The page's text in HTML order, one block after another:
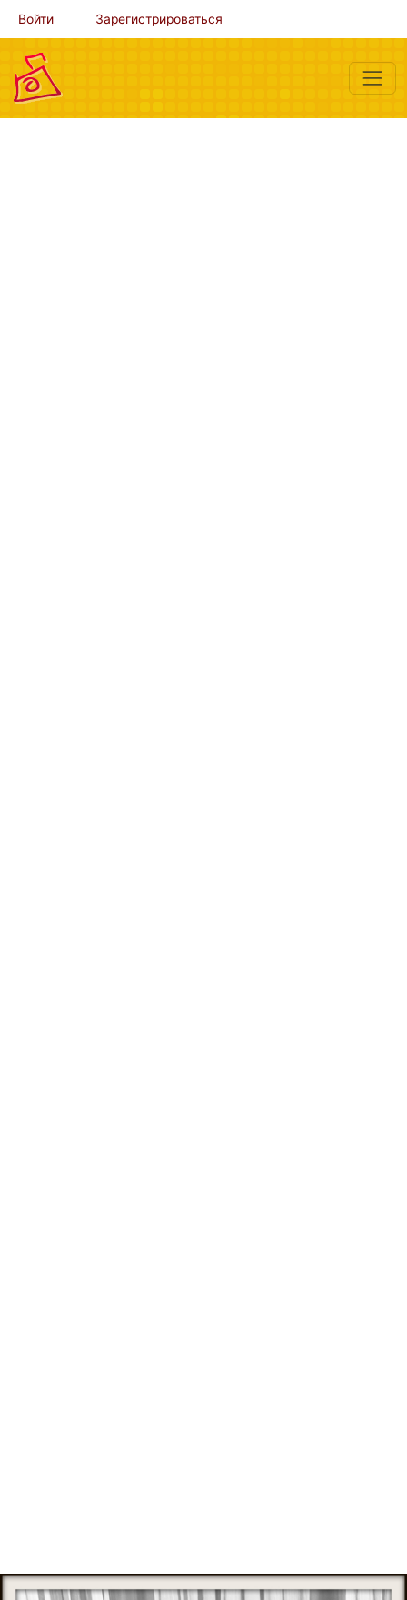
Войти Зарегистрироваться